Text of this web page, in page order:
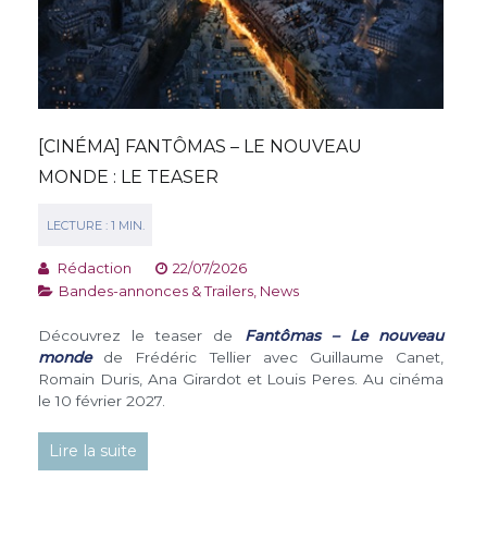
[CINÉMA] FANTÔMAS – LE NOUVEAU
MONDE : LE TEASER
Rédaction
22/07/2026
Bandes-annonces & Trailers, News
Découvrez le teaser de Fantômas – Le nouveau
mondede Frédéric Tellier avec Guillaume Canet,
Romain Duris, Ana Girardot et Louis Peres. Au cinéma
le 10 février 2027.
Lire la suite